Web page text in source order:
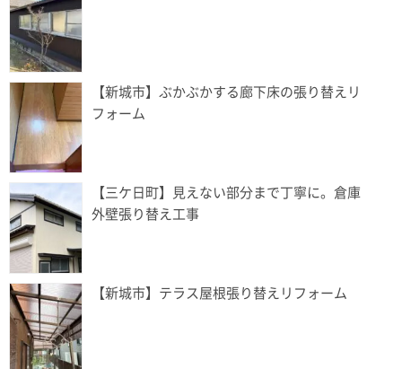
【新城市】ぶかぶかする廊下床の張り替えリ
フォーム
【三ケ日町】見えない部分まで丁寧に。倉庫
外壁張り替え工事
【新城市】テラス屋根張り替えリフォーム